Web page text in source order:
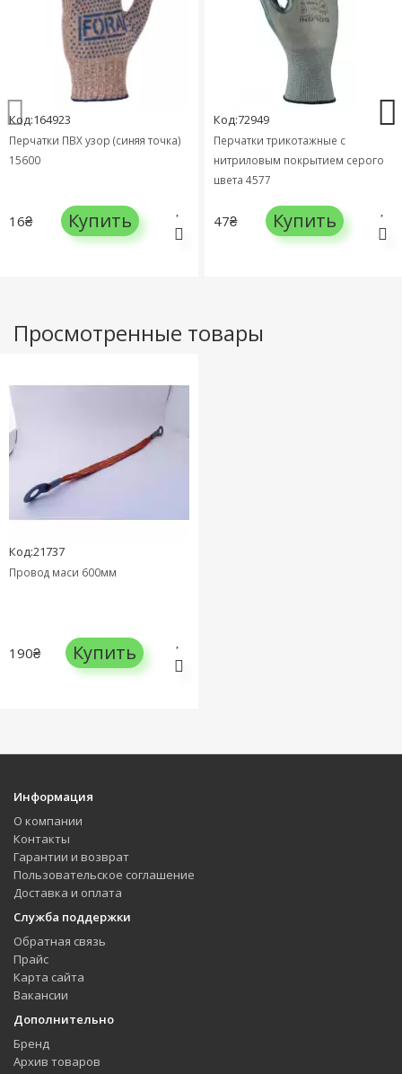
Код:164923
Перчатки ПВХ узор (синяя точка)
15600
16₴ Купить
Код:72949
Перчатки трикотажные с
нитриловым покрытием серого
цвета 4577
47₴ Купить
Просмотренные товары
Код:21737
Провод маси 600мм
190₴ Купить
Информация
О компании
Контакты
Гарантии и возврат
Пользовательское соглашение
Доставка и оплата
Служба поддержки
Обратная связь
Прайс
Карта сайта
Вакансии
Дополнительно
Бренд
Архив товаров